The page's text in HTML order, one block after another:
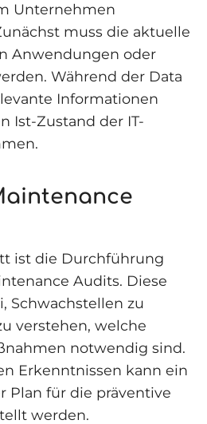
Unternehmen
muss die aktuelle
Anwendungen oder
Während der Data
Informationen
Ist-Zustand der IT-
ist die Durchführung
Audits. Diese
Schwachstellen zu
verstehen, welche
notwendig sind.
Erkenntnissen kann ein
Plan für die präventive
werden.